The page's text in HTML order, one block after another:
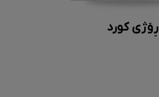
ڕۆژی کورد